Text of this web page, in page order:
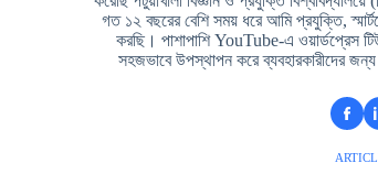
গত ১২ বছরের বেশি সময় ধরে আমি প্রযুক্তি,
করছি। পাশাপাশি YouTube-এ ওয়ার্ডপ্রেস
সহজভাবে উপস্থাপন করে ব্যবহারকারীদের